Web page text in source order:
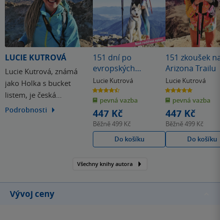
LUCIE KUTROVÁ
Lucie Kutrová, známá
jako Holka s bucket
listem, je česká
cestovatelka a autorka,
výpravách napsala dvě
pomalejšímu, vědomému
cestování.…
Podrobnosti
151 dní po
evropských
stezkách
Lucie Kutrová
4.5
z
5
hvězdiček
pevná vazba
447 Kč
Běžně499 Kč
Do košíku
151 zkoušek
Arizona Trailu
Lucie Kutrová
5.0
z
5
hvězdiček
pevná vazba
447 Kč
Běžně499 Kč
Do košíku
Všechny knihy autora
Vývoj ceny